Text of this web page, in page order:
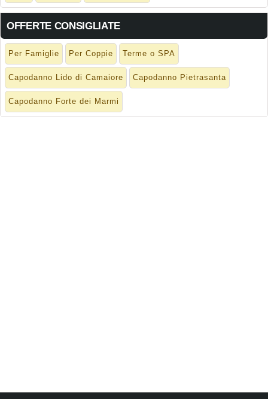
OFFERTE CONSIGLIATE
Per Famiglie Per Coppie Terme o SPA
Capodanno Lido di Camaiore Capodanno Pietrasanta
Capodanno Forte dei Marmi